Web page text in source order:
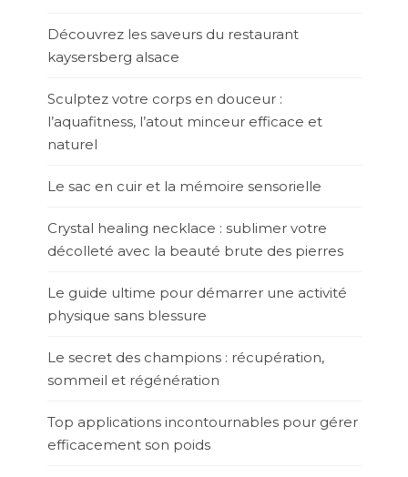
Découvrez les saveurs du restaurant
kaysersberg alsace
Sculptez votre corps en douceur :
l’aquafitness, l’atout minceur efficace et
naturel
Le sac en cuir et la mémoire sensorielle
Crystal healing necklace : sublimer votre
décolleté avec la beauté brute des pierres
Le guide ultime pour démarrer une activité
physique sans blessure
Le secret des champions : récupération,
sommeil et régénération
Top applications incontournables pour gérer
efficacement son poids